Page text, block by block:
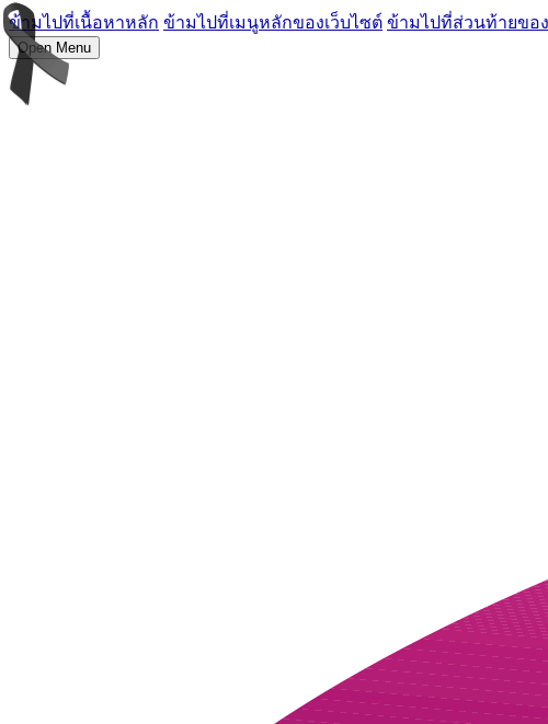
ข้ามไปที่เนื้อหาหลัก ข้ามไปที่เมนูหลักของเว็บไซต์ ข้ามไปที่ส่วนท้ายขอ
Open Menu